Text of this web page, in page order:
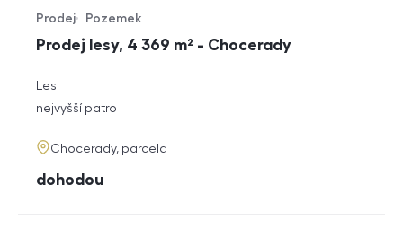
Prodej lesy, 4 369 m² - Chocerady
Typ nabídky
Prodej
Typ nemovitosti
Pozemek
rozměry
dispozice
Les
funkce
nejvyšší patro
adresa
Chocerady, parcela
cena
dohodou